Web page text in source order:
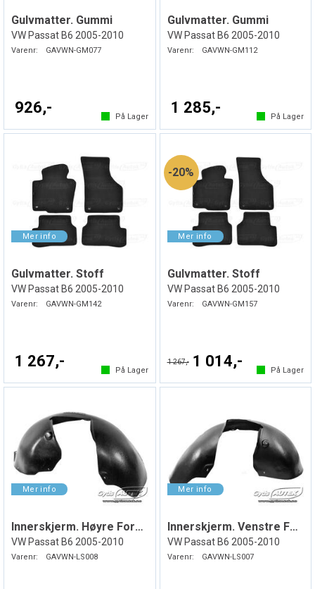
Gulvmatter. Gummi
VW Passat B6 2005-2010
Varenr: GAVWN-GM077
926,-
På Lager
Gulvmatter. Gummi
VW Passat B6 2005-2010
Varenr: GAVWN-GM112
1 285,-
På Lager
Gulvmatter. Stoff
VW Passat B6 2005-2010
Varenr: GAVWN-GM142
1 267,-
På Lager
20%
Gulvmatter. Stoff
VW Passat B6 2005-2010
Varenr: GAVWN-GM157
1 267,- 1 014,-
På Lager
Innerskjerm. Høyre Foran. Plast
VW Passat B6 2005-2010
Varenr: GAVWN-LS008
Innerskjerm. Venstre Foran. Plast
VW Passat B6 2005-2010
Varenr: GAVWN-LS007